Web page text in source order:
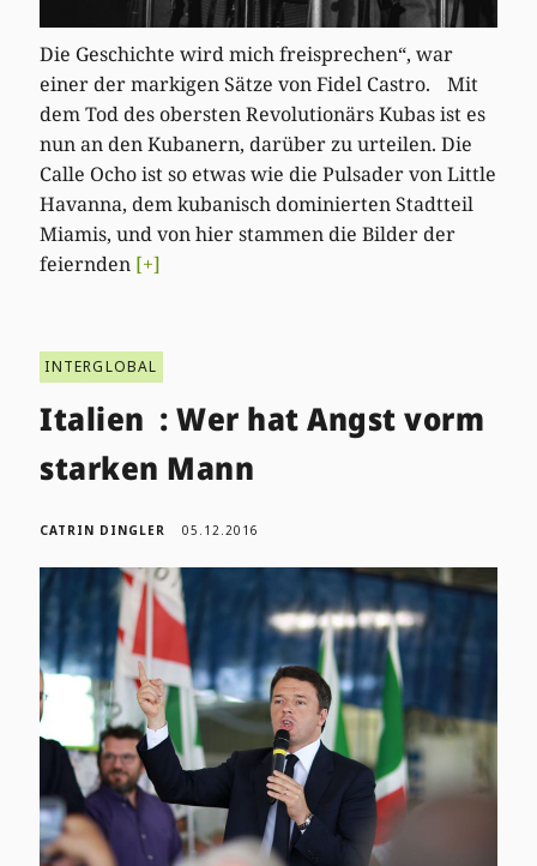
Die Geschichte wird mich freisprechen“, war
einer der markigen Sätze von Fidel Castro. Mit
dem Tod des obersten Revolutionärs Kubas ist es
nun an den Kubanern, darüber zu urteilen. Die
Calle Ocho ist so etwas wie die Pulsader von Little
Havanna, dem kubanisch dominierten Stadtteil
Miamis, und von hier stammen die Bilder der
feiernden [+]
INTERGLOBAL
Italien : Wer hat Angst vorm
starken Mann
CATRIN DINGLER 05.12.2016